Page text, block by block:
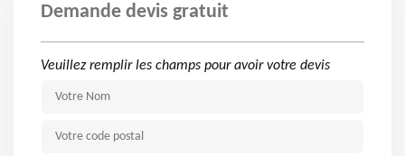
Demande devis gratuit
Veuillez remplir les champs pour avoir votre devis